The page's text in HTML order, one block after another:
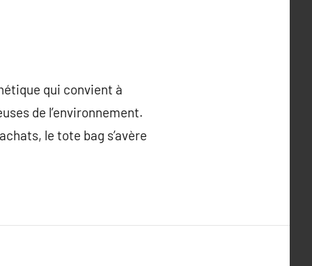
qui convient à
de l’environnement.
le tote bag s’avère